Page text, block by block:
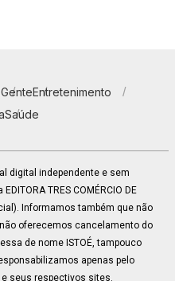
GenteEntretenimento
Saúde
digital independente e sem
TRES COMÉRCIO DE
Informamos também que não
oferecemos cancelamento do
de nome ISTOÉ, tampouco
apenas pelo
seus respectivos sites.